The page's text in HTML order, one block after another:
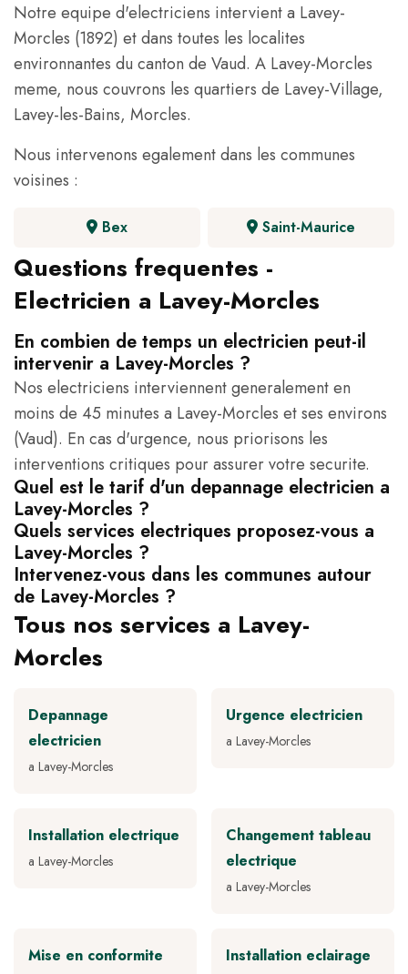
Notre equipe d'electriciens intervient a Lavey-
Morcles (1892) et dans toutes les localites
environnantes du canton de Vaud. A Lavey-Morcles
meme, nous couvrons les quartiers de Lavey-Village,
Lavey-les-Bains, Morcles.
Nous intervenons egalement dans les communes
voisines :
Bex Saint-Maurice
Questions frequentes -
Electricien a Lavey-Morcles
En combien de temps un electricien peut-il
intervenir a Lavey-Morcles ?
Nos electriciens interviennent generalement en
moins de 45 minutes a Lavey-Morcles et ses environs
(Vaud). En cas d'urgence, nous priorisons les
interventions critiques pour assurer votre securite.
Quel est le tarif d'un depannage electricien a
Lavey-Morcles ?
Quels services electriques proposez-vous a
Lavey-Morcles ?
Intervenez-vous dans les communes autour
de Lavey-Morcles ?
Tous nos services a Lavey-
Morcles
Depannage
electricien
a Lavey-Morcles
Urgence electricien
a Lavey-Morcles
Installation electrique
a Lavey-Morcles
Changement tableau
electrique
a Lavey-Morcles
Mise en conformite
Installation eclairage